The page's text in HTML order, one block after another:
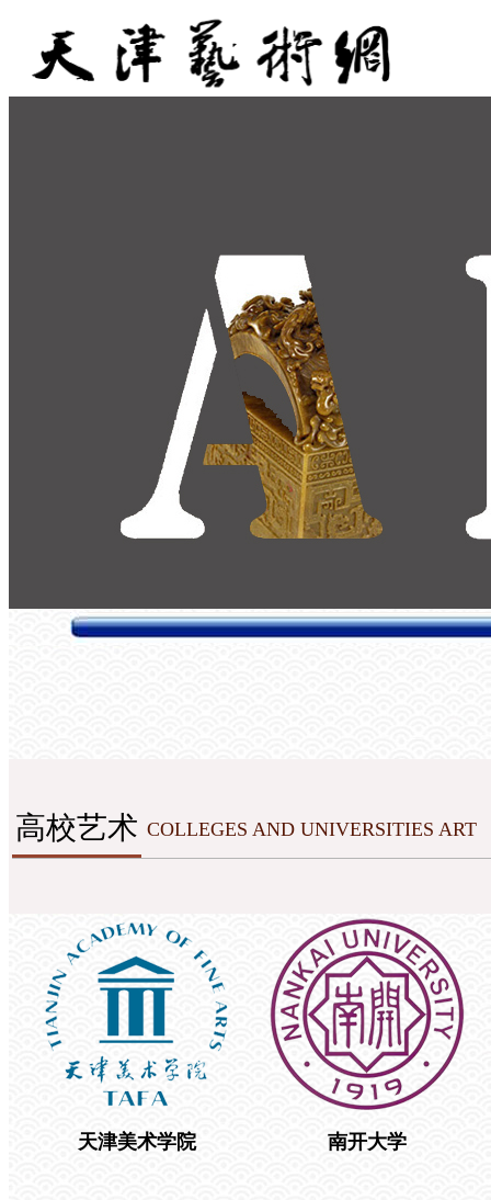
高校艺术 COLLEGES AND UNIVERSITIES ART
天津美术学院 南开大学